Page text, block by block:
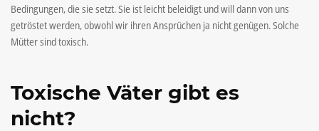
Bedingungen, die sie setzt. Sie ist leicht beleidigt und will dann von uns
getröstet werden, obwohl wir ihren Ansprüchen ja nicht genügen. Solche
Mütter sind toxisch.
Toxische Väter gibt es
nicht?